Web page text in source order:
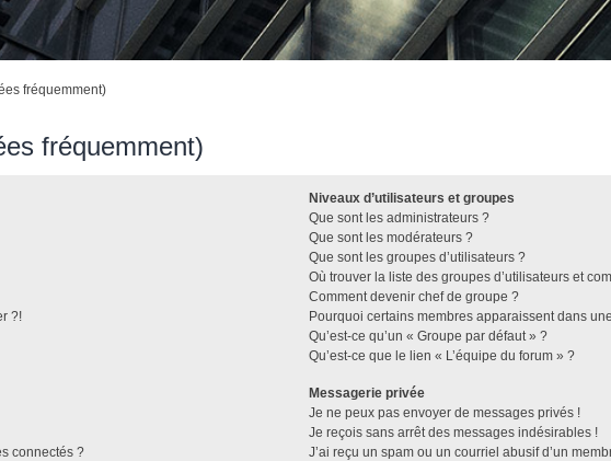
fréquemment)
fréquemment)
?!
connectés ?
Niveaux d’utilisateurs et groupes
Que sont les administrateurs ?
Que sont les modérateurs ?
Que sont les groupes d’utilisateurs ?
Où trouver la liste des groupes d’utilisateurs et
Comment devenir chef de groupe ?
Pourquoi certains membres apparaissent dans
Qu’est-ce qu’un « Groupe par défaut » ?
Qu’est-ce que le lien « L’équipe du forum » ?
Messagerie privée
Je ne peux pas envoyer de messages privés !
Je reçois sans arrêt des messages indésirables !
J’ai reçu un spam ou un courriel abusif d’un